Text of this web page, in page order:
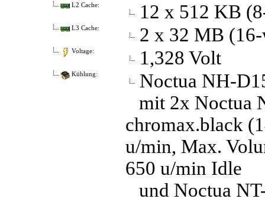
L2 Cache: 12 x 512 KB
L3 Cache: 2 x 32 MB
Voltage: 1,328 Volt
Kühlung:
Noctua NH-
mit 2x Noctua
chromax.black
u/min, Max.
650 u/min Idle
und Noctua